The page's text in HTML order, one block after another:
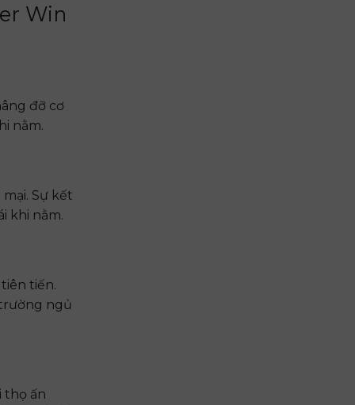
Win
đỡ cơ
nằm.
Sự kết
khi nằm.
tiến.
ngủ
thọ ấn